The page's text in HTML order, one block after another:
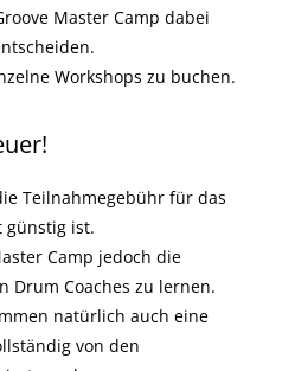
Master Camp dabei
Workshops zu buchen.
Teilnahmegebühr für das
günstig ist.
Camp jedoch die
Drum Coaches zu lernen.
natürlich auch eine
von den